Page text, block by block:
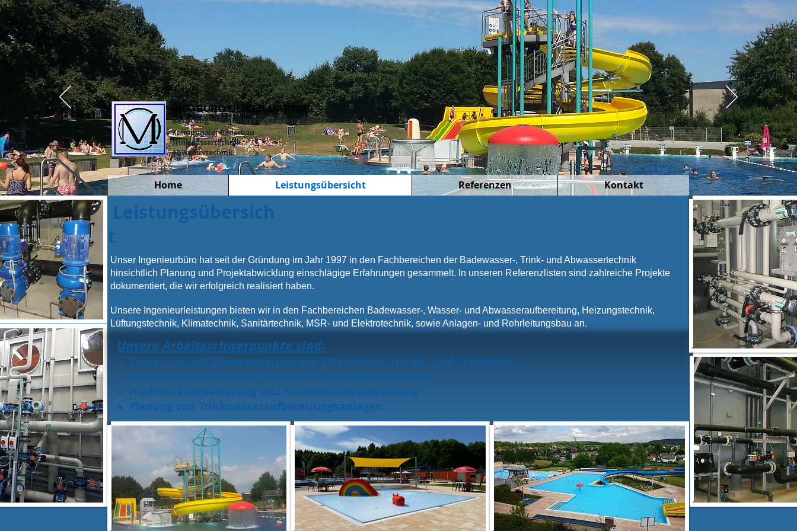
ING.-BÜRO OLIVER MARTIN
Beratung · Planung · Projektmanagement
Kommunaler Bäderbau
Trinkwassertechnik
Abwassertechnik
Home Leistungsübersicht Referenzen Kontakt
Unser Ingenieurbüro hat seit der Gründung im Jahr 1997 in den Fachbereichen der Badewasser-, Trink- und Abwassertechnik
hinsichtlich Planung und Projektabwicklung einschlägige Erfahrungen gesammelt. In unseren Referenzlisten sind zahlreiche Projekte
dokumentiert, die wir erfolgreich realisiert haben.
Unsere Ingenieurleistungen bieten wir in den Fachbereichen Badewasser-, Wasser- und Abwasseraufbereitung, Heizungstechnik,
Lüftungstechnik, Klimatechnik, Sanitärtechnik, MSR- und Elektrotechnik, sowie Anlagen- und Rohrleitungsbau an.
Unsere Arbeitsschwerpunkte sind:
● Sanierung und Modernisierung von öffentlichen Hallen- und Freibädern
● Badewassertechnik und Technische Gebäudeausrüstung
● Hochbehältersanierung und Hochbehälterausrüstung
● Planung von Trinkwasseraufbereitungsanlagen
Leistungsübersich
t